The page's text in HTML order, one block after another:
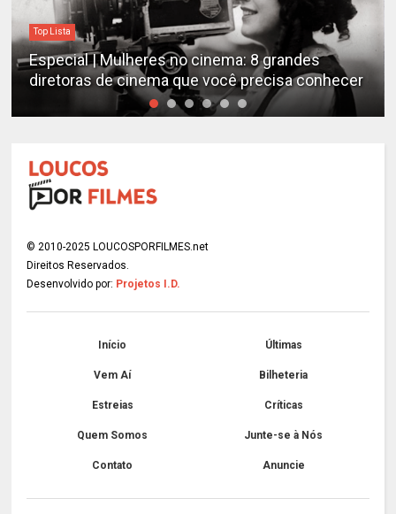
Top Lista
Especial | Mulheres no cinema: 8 grandes
diretoras de cinema que você precisa conhecer
© 2010-2025 LOUCOSPORFILMES.net
Direitos Reservados.
Desenvolvido por: Projetos I.D.
Início Últimas
Vem Aí Bilheteria
Estreias Críticas
Quem Somos Junte-se à Nós
Contato Anuncie